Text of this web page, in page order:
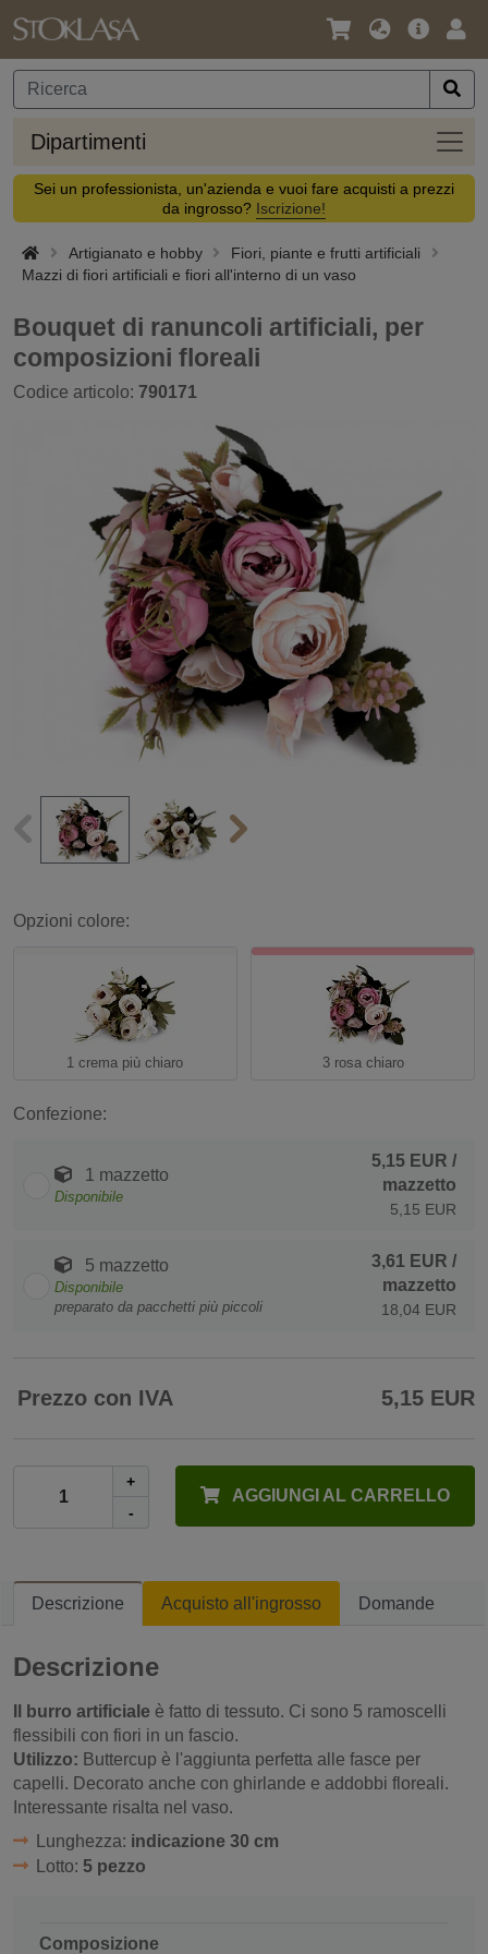
Lingua
Valuta
Offerta
Dipartimenti
Sei un professionista, un'azienda e vuoi fare acquisti a prezzi
da ingrosso? Iscrizione!
Artigianato e hobby
Fiori, piante e frutti artificiali
Mazzi di fiori artificiali e fiori all'interno di un vaso
Bouquet di ranuncoli artificiali, per
composizioni floreali
Codice articolo: 790171
Opzioni colore:
1 crema più chiaro 3 rosa chiaro
Confezione:
1 mazzetto
Disponibile
5,15 EUR /
mazzetto
5,15 EUR
5 mazzetto
Disponibile
preparato da pacchetti più piccoli
3,61 EUR /
mazzetto
18,04 EUR
Prezzo con IVA 5,15 EUR
+
-
AGGIUNGI AL CARRELLO
Descrizione Acquisto all'ingrosso Domande
Descrizione
Il burro artificiale è fatto di tessuto. Ci sono 5 ramoscelli
flessibili con fiori in un fascio.
Utilizzo: Buttercup è l'aggiunta perfetta alle fasce per
capelli. Decorato anche con ghirlande e addobbi floreali.
Interessante risalta nel vaso.
Lunghezza: indicazione 30 cm
Lotto: 5 pezzo
Composizione